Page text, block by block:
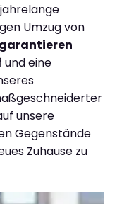
Umzug von
garantieren
und eine
unsere
Gegenstände
Zuhause zu